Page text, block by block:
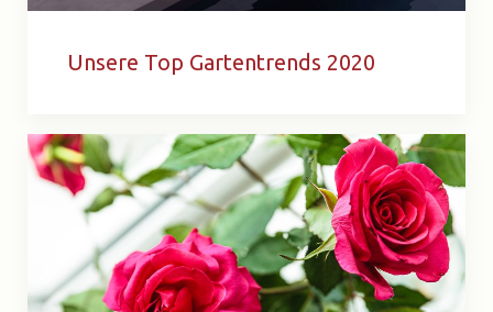
Unsere Top Gartentrends 2020